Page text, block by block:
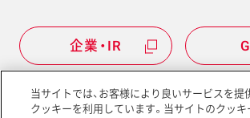
企業・IR
当サイトでは、お客様により良いサービスを提
クッキーを利用しています。当サイトのクッキ